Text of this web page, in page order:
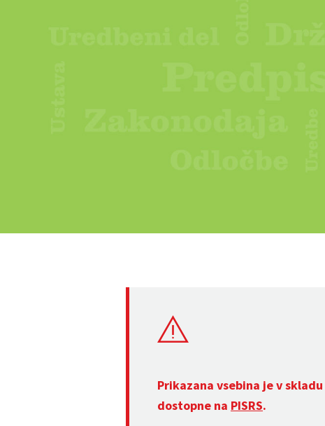
Prikazana vsebina je v
dostopne na PISRS.